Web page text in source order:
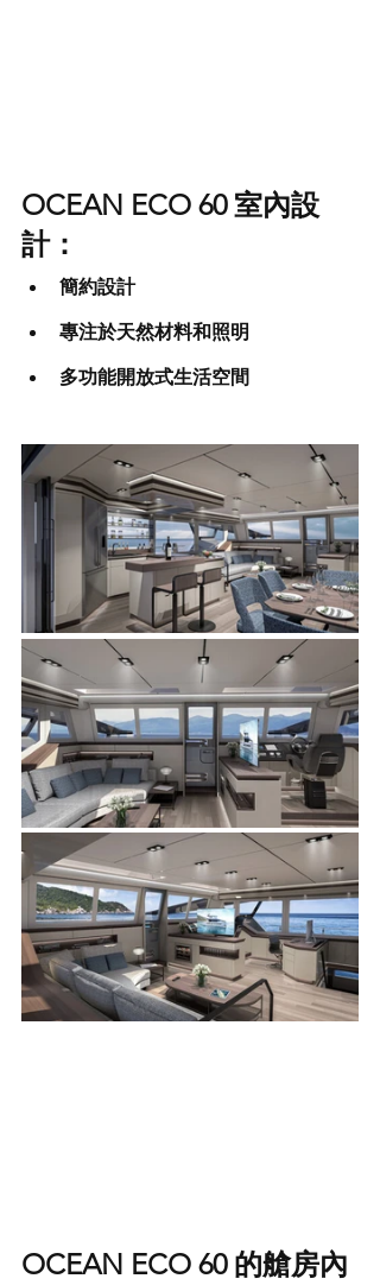
OCEAN ECO 60 室內設
計：
簡約設計
專注於天然材料和照明
多功能開放式生活空間
OCEAN ECO 60 的艙房內